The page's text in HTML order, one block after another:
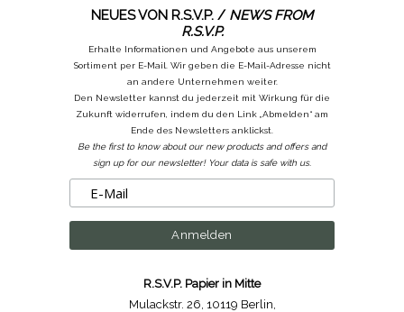
NEUES VON R.S.V.P. / NEWS FROM
R.S.V.P.
Erhalte Informationen und Angebote aus unserem
Sortiment per E-Mail. Wir geben die E-Mail-Adresse nicht
an andere Unternehmen weiter.
Den Newsletter kannst du jederzeit mit Wirkung für die
Zukunft widerrufen, indem du den Link „Abmelden“ am
Ende des Newsletters anklickst.
Be the first to know about our new products and offers and
sign up for our newsletter! Your data is safe with us.
R.S.V.P. Papier in Mitte
Mulackstr. 26 10119 Berlin